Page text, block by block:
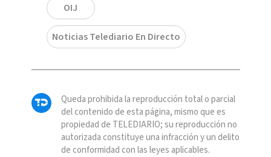
OIJ
Noticias Telediario En Directo
Queda prohibida la reproducción total o parcial
del contenido de esta página, mismo que es
propiedad de TELEDIARIO; su reproducción no
autorizada constituye una infracción y un delito
de conformidad con las leyes aplicables.